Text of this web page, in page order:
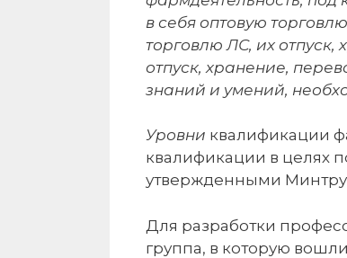
в себя оптовую
торговлю ЛС, их
отпуск, хранение,
знаний и умений,
Уровни квалификации
квалификации в целях
утвержденными
Для разработки
группа, в которую